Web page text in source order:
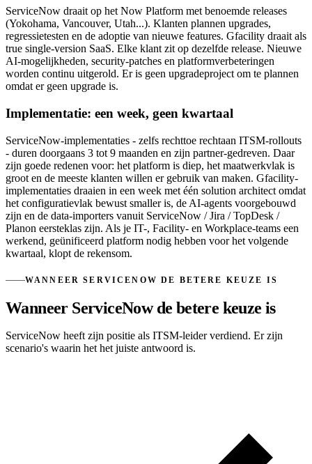
ServiceNow draait op het Now Platform met benoemde releases
(Yokohama, Vancouver, Utah...). Klanten plannen upgrades,
regressietesten en de adoptie van nieuwe features. Gfacility draait als
true single-version SaaS. Elke klant zit op dezelfde release. Nieuwe
AI-mogelijkheden, security-patches en platformverbeteringen
worden continu uitgerold. Er is geen upgradeproject om te plannen
omdat er geen upgrade is.
Implementatie: een week, geen kwartaal
ServiceNow-implementaties - zelfs rechttoe rechtaan ITSM-rollouts
- duren doorgaans 3 tot 9 maanden en zijn partner-gedreven. Daar
zijn goede redenen voor: het platform is diep, het maatwerkvlak is
groot en de meeste klanten willen er gebruik van maken. Gfacility-
implementaties draaien in een week met één solution architect omdat
het configuratievlak bewust smaller is, de AI-agents voorgebouwd
zijn en de data-importers vanuit ServiceNow / Jira / TopDesk /
Planon eersteklas zijn. Als je IT-, Facility- en Workplace-teams een
werkend, geünificeerd platform nodig hebben voor het volgende
kwartaal, klopt de rekensom.
WANNEER SERVICENOW DE BETERE KEUZE IS
Wanneer ServiceNow de betere keuze is
ServiceNow heeft zijn positie als ITSM-leider verdiend. Er zijn
scenario's waarin het het juiste antwoord is.